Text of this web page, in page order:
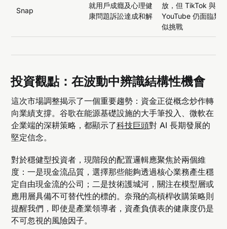
Snap
就用戶成癮及心理健
康問題訴訟達成和解
放，但 TikTok 與
YouTube 仍面臨類
似挑戰
投資觀點：在波動中辨識結構性機會
這次市場調整揭示了一個重要趨勢：資金正從概念炒作轉
向業績支撐。谷歌在能源基礎設施的大手筆投入、微軟在
企業端的深耕策略，都顯示了科技巨頭對 AI 長期發展的
堅定信念。
對於穩健型投資者，現階段的配置邏輯應聚焦於兩個維
度：一是現金流品質，選擇那些能夠透過核心業務產生穩
定自由現金流的公司；二是技術護城河，關注在模型層或
應用層具備不可替代性的標的。奈飛的高槓桿收購策略則
提醒我們，即使是產業領導者，資產負債表的健康度仍是
不可忽視的風險因子。